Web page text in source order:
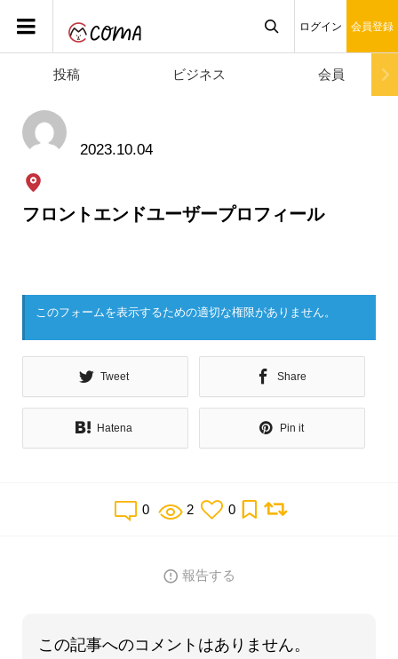
ログイン 会員登録
投稿 ビジネス 会員
2023.10.04
フロントエンドユーザープロフィール
このフォームを表示するための適切な権限がありません。
Tweet Share
Hatena Pin it
0 2 0
報告する
この記事へのコメントはありません。